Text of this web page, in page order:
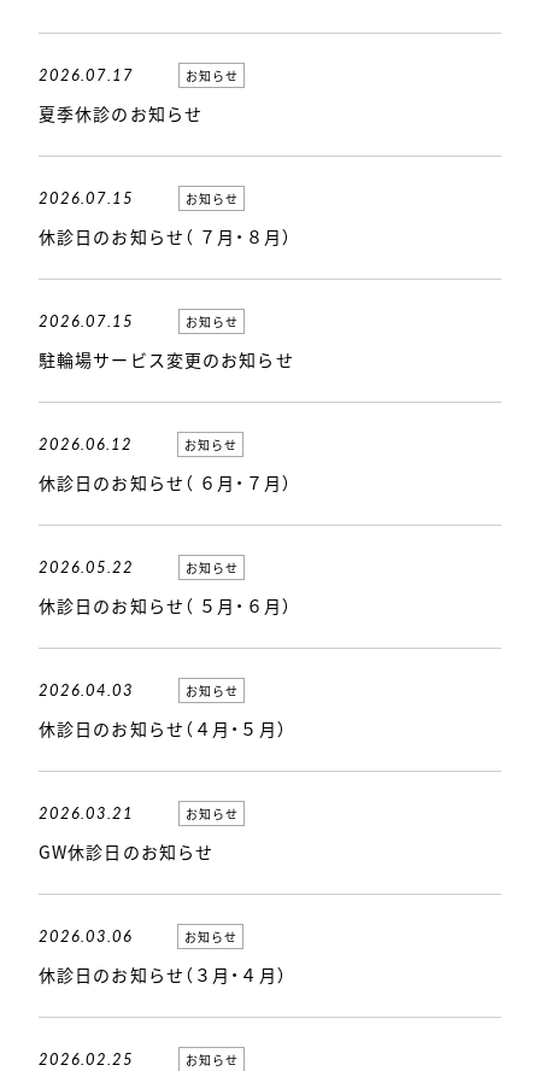
2026.07.17 お知らせ
夏季休診のお知らせ
2026.07.15 お知らせ
休診日のお知らせ（ ７月・８月）
2026.07.15 お知らせ
駐輪場サービス変更のお知らせ
2026.06.12 お知らせ
休診日のお知らせ（ ６月・７月）
2026.05.22 お知らせ
休診日のお知らせ（ ５月・６月）
2026.04.03 お知らせ
休診日のお知らせ（４月・５月）
2026.03.21 お知らせ
GW休診日のお知らせ
2026.03.06 お知らせ
休診日のお知らせ（３月・４月）
2026.02.25 お知らせ